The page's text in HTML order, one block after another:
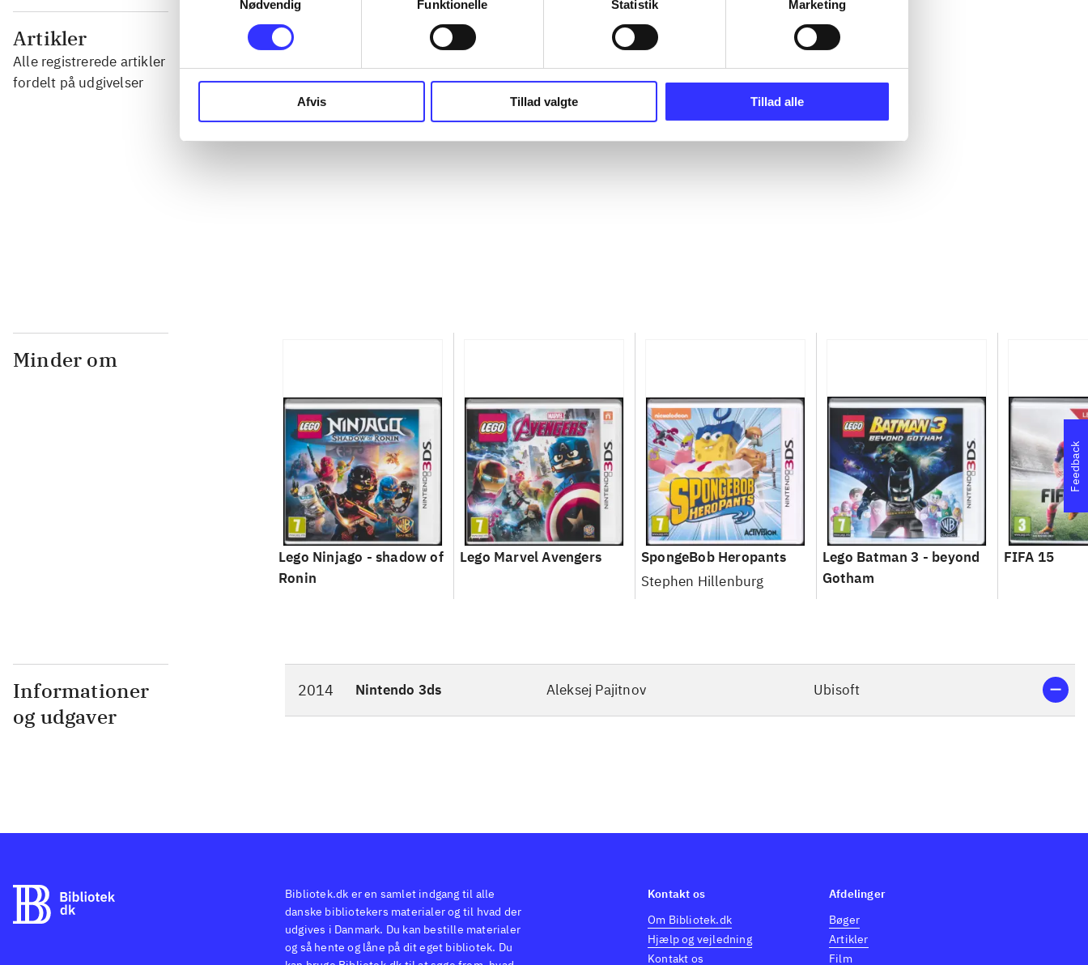
Nødvendig
Funktionelle Statistik Marketing
Afvis Tillad valgte Tillad alle
Artikler
Alle registrerede artikler
fordelt på udgivelser
...
...
Minder om
Lego Ninjago - shadow of
Ronin
Lego Marvel Avengers
SpongeBob Heropants
Stephen Hillenburg
Lego Batman 3 - beyond
Gotham
FIFA 15
Informationer
og udgaver
2014 Nintendo 3ds Aleksej Pajitnov Ubisoft
Feedback
Bibliotek.dk er en samlet indgang til alle
danske bibliotekers materialer og til hvad der
udgives i Danmark. Du kan bestille materialer
og så hente og låne på dit eget bibliotek. Du
Kontakt os
Om Bibliotek.dk
Hjælp og vejledning
Kontakt os
Afdelinger
Bøger
Artikler
Film